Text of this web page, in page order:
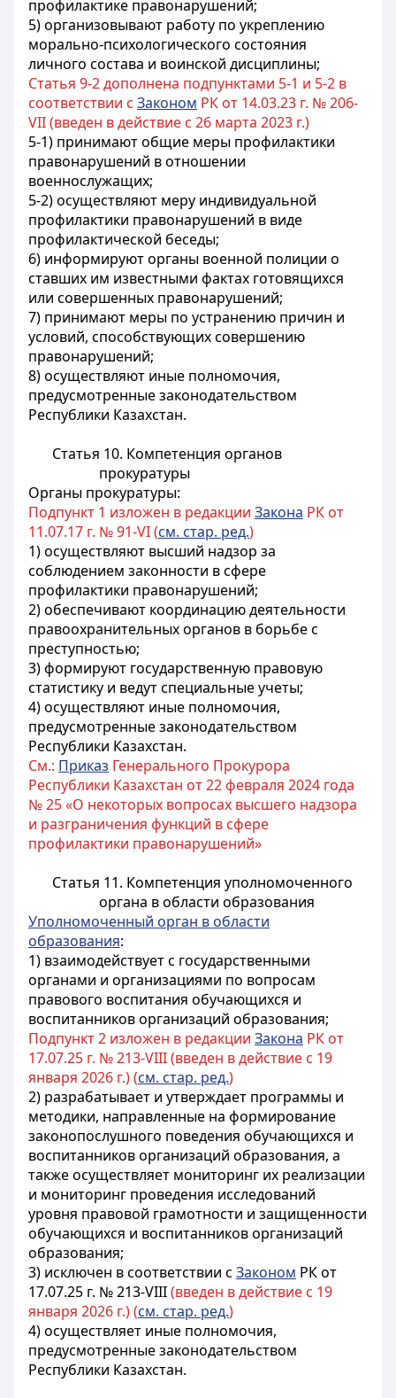
профилактике правонарушений;
5) организовывают работу по укреплению
морально-психологического состояния
личного состава и воинской дисциплины;
Статья 9-2 дополнена подпунктами 5-1 и 5-2 в
соответствии с Законом РК от 14.03.23 г. № 206-
VII (введен в действие с 26 марта 2023 г.)
5-1) принимают общие меры профилактики
правонарушений в отношении
военнослужащих;
5-2) осуществляют меру индивидуальной
профилактики правонарушений в виде
профилактической беседы;
6) информируют органы военной полиции о
ставших им известными фактах готовящихся
или совершенных правонарушений;
7) принимают меры по устранению причин и
условий, способствующих совершению
правонарушений;
8) осуществляют иные полномочия,
предусмотренные законодательством
Республики Казахстан.
Статья 10. Компетенция органов
прокуратуры
Органы прокуратуры:
Подпункт 1 изложен в редакции Закона РК от
11.07.17 г. № 91-VI (см. стар. ред.)
1) осуществляют высший надзор за
соблюдением законности в сфере
профилактики правонарушений;
2) обеспечивают координацию деятельности
правоохранительных органов в борьбе с
преступностью;
3) формируют государственную правовую
статистику и ведут специальные учеты;
4) осуществляют иные полномочия,
предусмотренные законодательством
Республики Казахстан.
См.: Приказ Генерального Прокурора
Республики Казахстан от 22 февраля 2024 года
№ 25 «О некоторых вопросах высшего надзора
и разграничения функций в сфере
профилактики правонарушений»
Статья 11. Компетенция уполномоченного
органа в области образования
Уполномоченный орган в области
образования:
1) взаимодействует с государственными
органами и организациями по вопросам
правового воспитания обучающихся и
воспитанников организаций образования;
Подпункт 2 изложен в редакции Закона РК от
17.07.25 г. № 213-VIII (введен в действие с 19
января 2026 г.) (см. стар. ред.)
2) разрабатывает и утверждает программы и
методики, направленные на формирование
законопослушного поведения обучающихся и
воспитанников организаций образования, а
также осуществляет мониторинг их реализации
и мониторинг проведения исследований
уровня правовой грамотности и защищенности
обучающихся и воспитанников организаций
образования;
3) исключен в соответствии с Законом РК от
17.07.25 г. № 213-VIII(введен в действие с 19
января 2026 г.) (см. стар. ред.)
4) осуществляет иные полномочия,
предусмотренные законодательством
Республики Казахстан.